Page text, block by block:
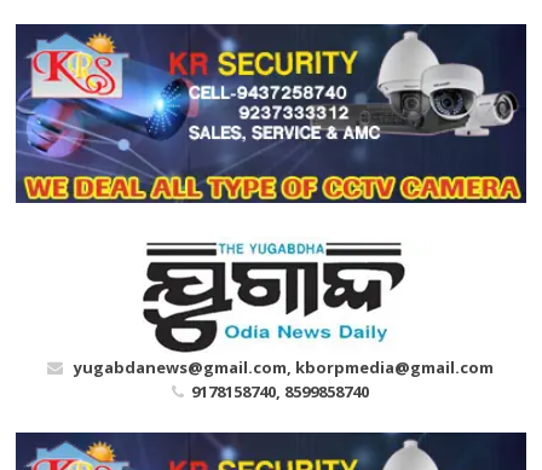
content
yugabdanews@gmail.com, kborpmedia@gmail.com
9178158740, 8599858740